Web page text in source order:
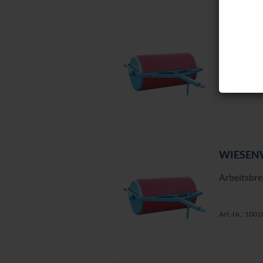
Art.-Nr.:
Art.-Nr.: